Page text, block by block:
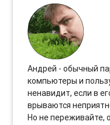
Андрей - обычный
компьютеры и
ненавидит, если в
врываются
Но не переживайте,